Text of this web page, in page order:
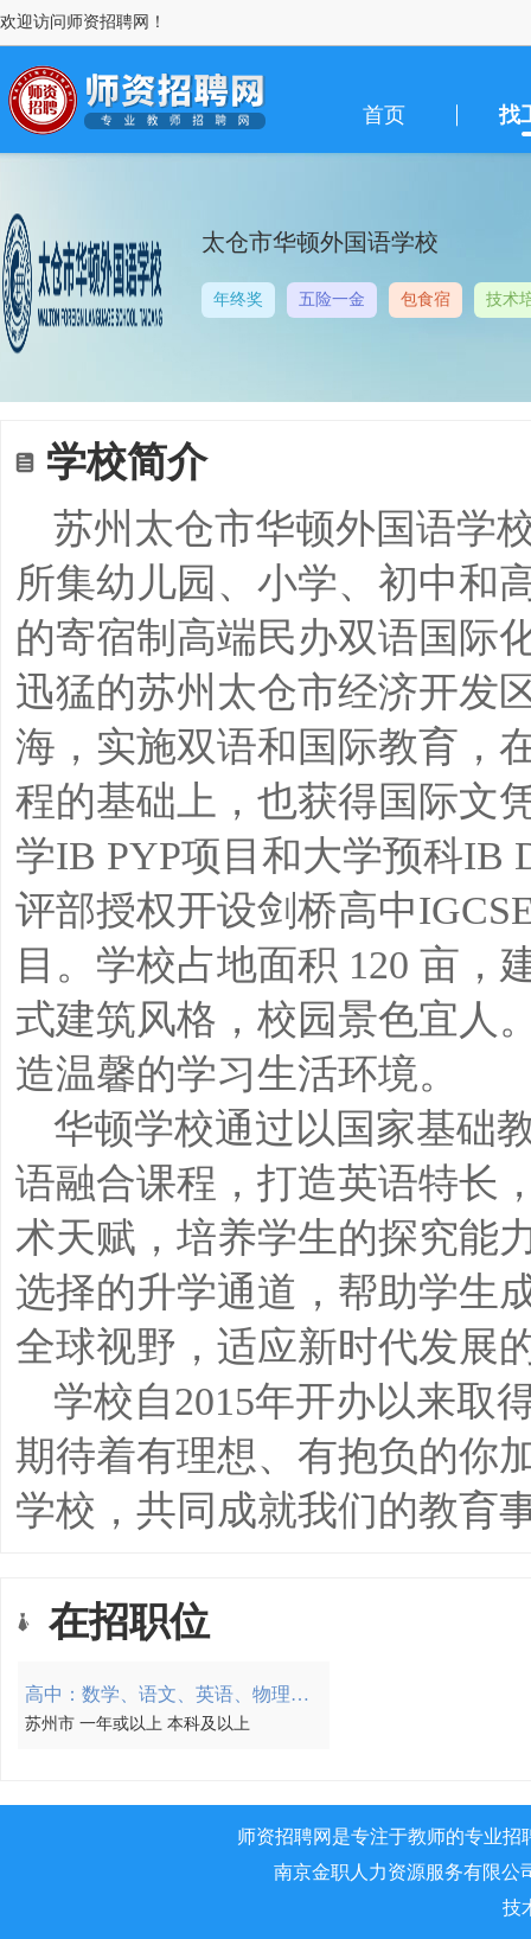
欢迎访问师资招聘网！
首页 找
太仓市华顿外国语学校
年终奖 五险一金 包食宿 技术
学校简介
苏州太仓市华顿外国语学
所集幼儿园、小学、初中和
的寄宿制高端民办双语国际
迅猛的苏州太仓市经济开发
海，实施双语和国际教育，
程的基础上，也获得国际文
学IB PYP项目和大学预科IB
评部授权开设剑桥高中
目。学校占地面积 120 亩，
式建筑风格，校园景色宜人
造温馨的学习生活环境。
华顿学校通过以国家基础
语融合课程，打造英语特长
术天赋，培养学生的探究能
选择的升学通道，帮助学生
全球视野，适应新时代发展
学校自2015年开办以来取
期待着有理想、有抱负的你
学校，共同成就我们的教育
在招职位
高中：数学、语文、英语、物理、化学、政治、历史、地理、生物
苏州市 一年或以上 本科及以上
师资招聘网是专注于教师的专业
南京金职人力资源服务有限公
技